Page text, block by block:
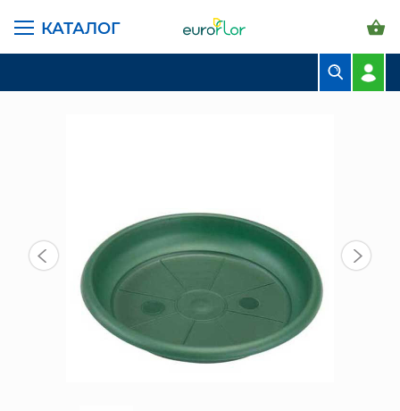
КАТАЛОГ
КОМНАТНЫЕ РАСТЕНИЯ
ГРУНТЫ И УДОБРЕНИЯ
ПРЕДМЕТЫ ИНТЕРЬЕРА
ГЛАВНАЯ СТРАНИЦА КАТАЛОГ
ГОРШКИ И КАШПО